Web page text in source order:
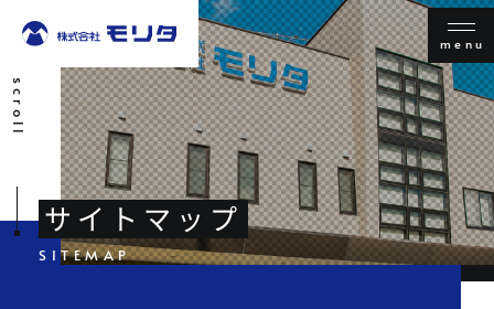
scroll
menu
サイトマップ